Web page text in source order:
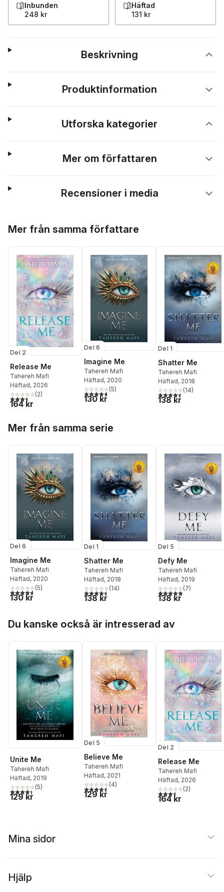
Inbunden
248 kr
Häftad
131 kr
Beskrivning
Produktinformation
Utforska kategorier
Mer om författaren
Recensioner i media
Mer från samma författare
Del 2
Release Me
Tahereh Mafi
Häftad, 2026
3,5utav 5 stjärnor. Totalt antal röster:
(2)
164 kr
Del 6
Imagine Me
Tahereh Mafi
Häftad, 2020
4,6utav 5 stjärnor. Totalt antal röster:
(5)
130 kr
Del 1
Shatter Me
Tahereh Mafi
Häftad, 2018
4,5utav 5 stjärnor.
(14)
138 kr
Mer från samma serie
Del 6
Imagine Me
Tahereh Mafi
Häftad, 2020
4,6utav 5 stjärnor. Totalt antal röster:
(5)
130 kr
Del 1
Shatter Me
Tahereh Mafi
Häftad, 2018
4,5utav 5 stjärnor. Totalt antal röster:
(14)
138 kr
Del 5
Defy Me
Tahereh Mafi
Häftad, 2019
4,9utav 5 stjärnor.
(7)
138 kr
Du kanske också är intresserad av
Unite Me
Tahereh Mafi
Häftad, 2019
4,4utav 5 stjärnor. Totalt antal röster:
(5)
129 kr
Del 5
Believe Me
Tahereh Mafi
Häftad, 2021
4,5utav 5 stjärnor. Totalt antal röster:
(4)
129 kr
Del 2
Release Me
Tahereh Mafi
Häftad, 2026
3,5utav 5 stjärnor.
(2)
164 kr
Mina sidor
Hjälp